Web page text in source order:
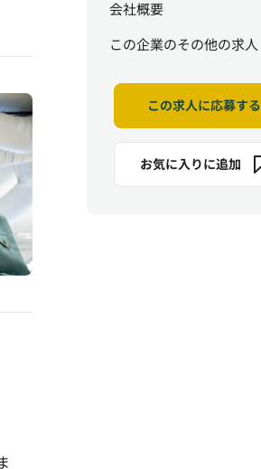
会社概要
この企業のその他の求人
この求人に応募する
お気に入りに追加